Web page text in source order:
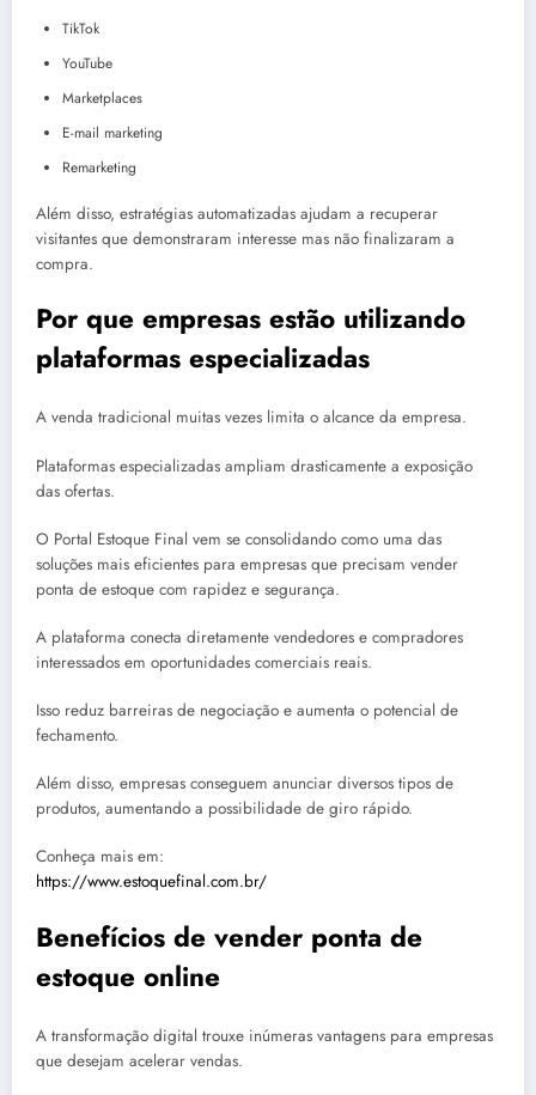
TikTok
YouTube
Marketplaces
E-mail marketing
Remarketing
Além disso, estratégias automatizadas ajudam a recuperar
visitantes que demonstraram interesse mas não finalizaram a
compra.
Por que empresas estão utilizando
plataformas especializadas
A venda tradicional muitas vezes limita o alcance da empresa.
Plataformas especializadas ampliam drasticamente a exposição
das ofertas.
O Portal Estoque Final vem se consolidando como uma das
soluções mais eficientes para empresas que precisam vender
ponta de estoque com rapidez e segurança.
A plataforma conecta diretamente vendedores e compradores
interessados em oportunidades comerciais reais.
Isso reduz barreiras de negociação e aumenta o potencial de
fechamento.
Além disso, empresas conseguem anunciar diversos tipos de
produtos, aumentando a possibilidade de giro rápido.
Conheça mais em:
https://www.estoquefinal.com.br/
Benefícios de vender ponta de
estoque online
A transformação digital trouxe inúmeras vantagens para empresas
que desejam acelerar vendas.